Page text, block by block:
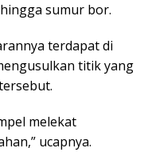
sumur bor.
terdapat di
titik yang
melekat
ucapnya.